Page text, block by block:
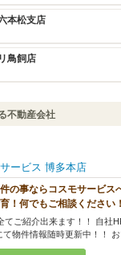
本松支店
鳥飼店
不動産会社
ービス 博多本店
の事ならコスモサービス
！何でもご相談ください！
てご紹介出来ます！！ 自社
物件情報随時更新中！！